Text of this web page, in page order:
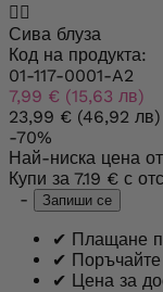

Сива блуза
Код на продукта:
01-117-0001-A2
7,99 € (15,63 лв)
23,99 € (46,92 лв)
-70%
Най-ниска цена
Купи за 7.19 € с
-
Запиши се
✔ Плащане
✔
✔ Цена за